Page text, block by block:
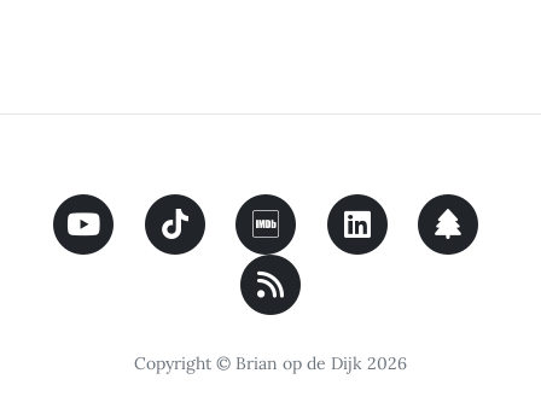
Copyright © Brian op de Dijk 2026